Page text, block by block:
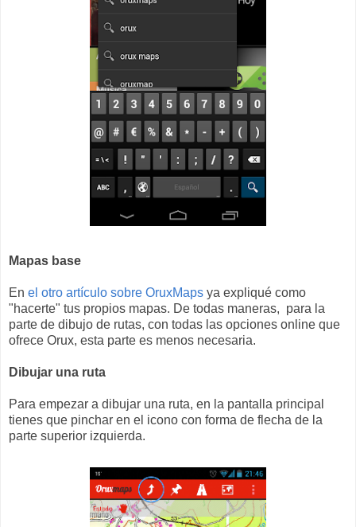
Mapas base
En el otro artículo sobre OruxMaps ya expliqué como
"hacerte" tus propios mapas. De todas maneras, para la
parte de dibujo de rutas, con todas las opciones online que
ofrece Orux, esta parte es menos necesaria.
Dibujar una ruta
Para empezar a dibujar una ruta, en la pantalla principal
tienes que pinchar en el icono con forma de flecha de la
parte superior izquierda.